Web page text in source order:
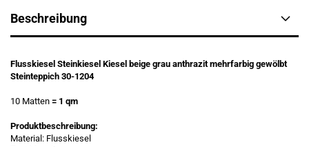
Beschreibung
Flusskiesel Steinkiesel Kiesel beige grau anthrazit mehrfarbig gewölbt
Steinteppich 30-1204
10 Matten = 1 qm
Produktbeschreibung:
Material: Flusskiesel